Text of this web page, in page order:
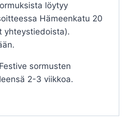
löytyy
Hämeenkatu 20
yhteystiedoista).
Festive sormusten
2-3 viikkoa.